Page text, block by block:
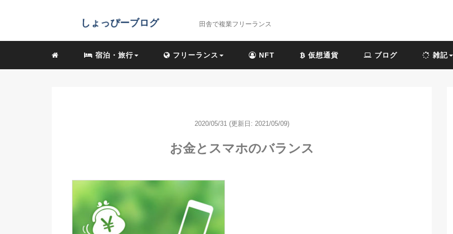
田舎で複業フリーランス
宿泊・旅行 フリーランス NFT 仮想通貨 ブログ 雑記
2020/05/31 (更新日: 2021/05/09)
お金とスマホのバランス